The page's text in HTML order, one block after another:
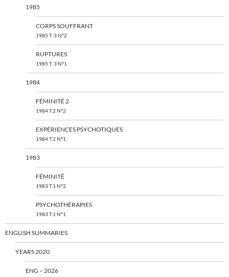
1985
CORPS SOUFFRANT
1985 T. 3 N°2
RUPTURES
1985 T. 3 N°1
1984
FÉMINITÉ 2
1984 T.2 N°2
EXPÉRIENCES PSYCHOTIQUES
1984 T.2 N°1
1983
FÉMINITÉ
1983 T.1 N°2
PSYCHOTHÉRAPIES
1983 T.1 N°1
ENGLISH SUMMARIES
YEARS 2020
ENG – 2026